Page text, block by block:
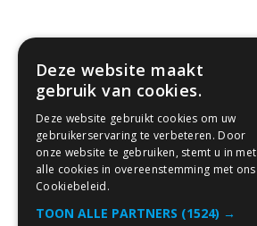
Deze website maakt
gebruik van cookies.
Deze website gebruikt cookies om uw
gebruikerservaring te verbeteren. Door
onze website te gebruiken, stemt u in met
alle cookies in overeenstemming met ons
Cookiebeleid.
TOON ALLE PARTNERS (1524) →